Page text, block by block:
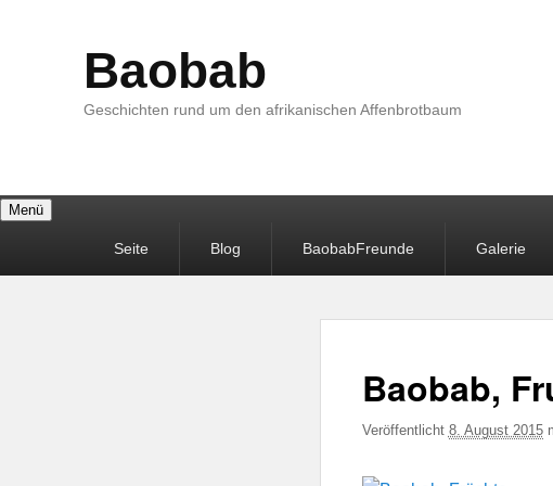
Baobab
Geschichten rund um den afrikanischen Affenbrotbaum
Menü
Seite Blog BaobabFreunde Galerie
Baobab,
Veröffentlicht 8. August 2015